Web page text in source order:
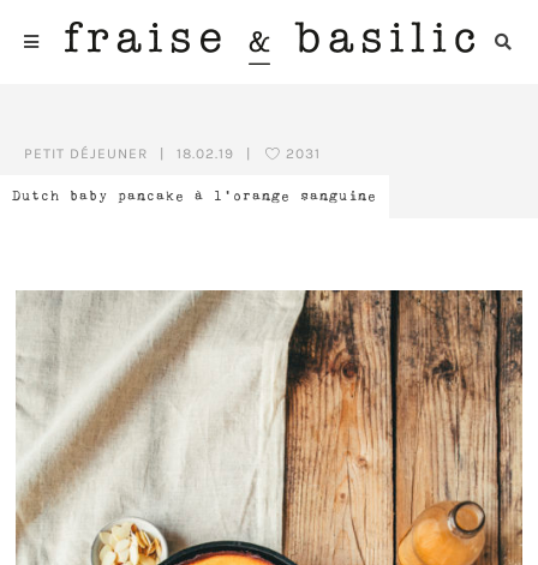
Dutch baby pancake à l’orange sanguine
PETIT DÉJEUNER 18.02.19 2031